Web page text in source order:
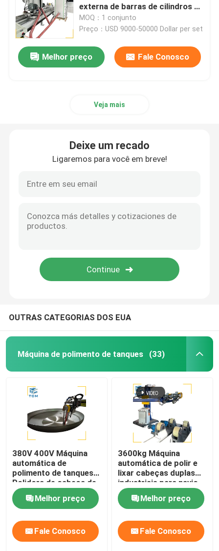
Máquina de polir o extremo do prato
Máquina de polonês do CNC
Máquina de polonês da folha
Máquina de polir automática de cotovelo de aço
Planador de solda
Máquina de dobra de cone
máquinas de soldadura
externa de barras de cilindros de
aço com captador de poeira
MOQ：1 conjunto
Preço：USD 9000-50000 Dollar per set
Melhor preço Fale Conosco
Veja mais
Deixe um recado
Ligaremos para você em breve!
OUTRAS CATEGORIAS DOS EUA
Máquina de polimento de tanques (33)
380V 400V Máquina
automática de
polimento de tanques
Polidora de cabeça de
aço inoxidável Polidora
de tanques Polidora de
conchas
Melhor preço
Fale Conosco
3600kg Máquina
automática de polir e
lixar cabeças duplas
industriais para navio-
tanque
Melhor preço
Fale Conosco